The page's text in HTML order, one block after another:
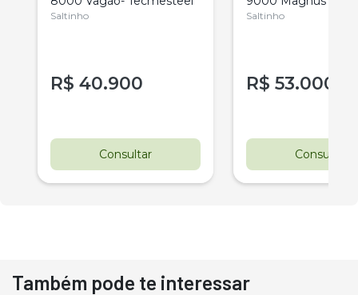
Saltinho
R$ 40.900
Consultar
Tecmesteel
Saltinho
R$ 53.000
Consultar
Também pode te interessar